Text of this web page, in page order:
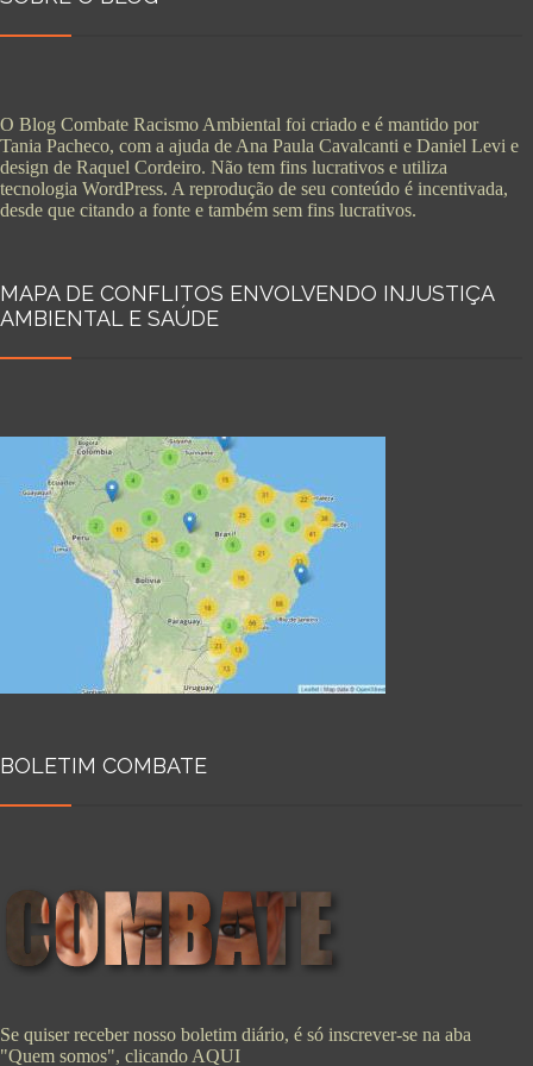
O Blog Combate Racismo Ambiental foi criado e é mantido por
Tania Pacheco, com a ajuda de Ana Paula Cavalcanti e Daniel Levi e
design de Raquel Cordeiro. Não tem fins lucrativos e utiliza
tecnologia WordPress. A reprodução de seu conteúdo é incentivada,
desde que citando a fonte e também sem fins lucrativos.
MAPA DE CONFLITOS ENVOLVENDO INJUSTIÇA
AMBIENTAL E SAÚDE
BOLETIM COMBATE
Se quiser receber nosso boletim diário, é só inscrever-se na aba
"Quem somos", clicando AQUI